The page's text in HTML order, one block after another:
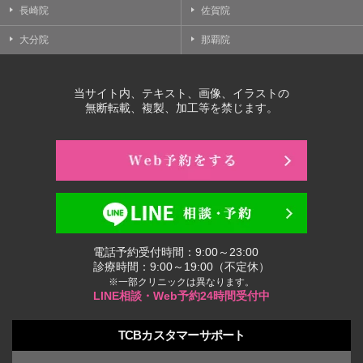
長崎院 佐賀院
大分院 那覇院
当サイト内、テキスト、画像、イラストの
無断転載、複製、加工等を禁じます。
電話予約受付時間：9:00～23:00
診療時間：9:00～19:00（不定休）
※一部クリニックは異なります。
LINE相談・Web予約24時間受付中
TCBカスタマーサポート